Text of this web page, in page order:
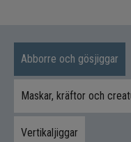
Varumärken
för situationer där
gör skillnaden. Den
Stabil gång
Abborre och gösjiggar
Maskar, kräftor och
Vertikaljiggar